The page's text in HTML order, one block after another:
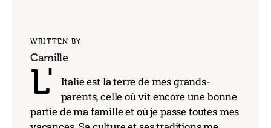
WRITTEN BY
Camille
L'
Italie est la terre de mes grands-
parents, celle où vit encore une bonne
partie de ma famille et où je passe toutes mes